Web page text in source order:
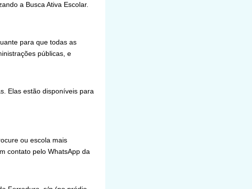
a Busca Ativa Escolar.
para que todas as
públicas, e
Elas estão disponíveis para
ou escola mais
contato pelo WhatsApp da